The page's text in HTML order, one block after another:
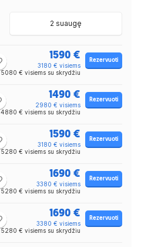
2 suaugę
1590 €
3180 € visiems
5080 € visiems su skrydžiu
Rezervuoti
1490 €
2980 € visiems
4880 € visiems su skrydžiu
Rezervuoti
1590 €
3180 € visiems
5280 € visiems su skrydžiu
Rezervuoti
1690 €
3380 € visiems
5280 € visiems su skrydžiu
Rezervuoti
1690 €
3380 € visiems
5280 € visiems su skrydžiu
Rezervuoti